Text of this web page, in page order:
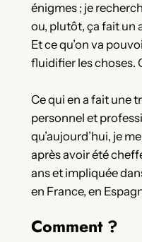
énigmes ; je
ou, plutôt, ça fait un
Et ce qu’on va
fluidifier les choses.
Ce qui en a fait une
personnel et
qu’aujourd’hui, je
après avoir été
ans et impliquée
en France, en
Comment ?